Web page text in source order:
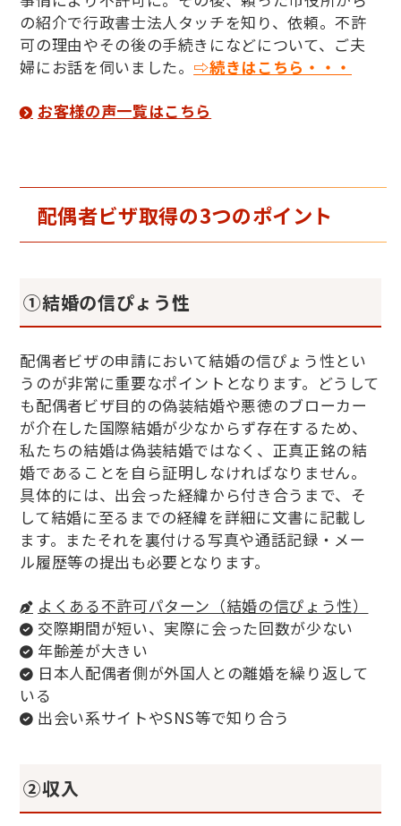
の紹介で行政書士法人タッチを知り、依頼。不許
可の理由やその後の手続きになどについて、ご夫
婦にお話を伺いました。 ⇨続きはこちら・・・
お客様の声一覧はこちら
配偶者ビザ取得の3つのポイント
①結婚の信ぴょう性
配偶者ビザの申請において結婚の信ぴょう性とい
うのが非常に重要なポイントとなります。どうして
も配偶者ビザ目的の偽装結婚や悪徳のブローカー
が介在した国際結婚が少なからず存在するため、
私たちの結婚は偽装結婚ではなく、正真正銘の結
婚であることを自ら証明しなければなりません。
具体的には、出会った経緯から付き合うまで、そ
して結婚に至るまでの経緯を詳細に文書に記載し
ます。またそれを裏付ける写真や通話記録・メー
ル履歴等の提出も必要となります。
よくある不許可パターン（結婚の信ぴょう性）
交際期間が短い、実際に会った回数が少ない
年齢差が大きい
日本人配偶者側が外国人との離婚を繰り返して
いる
出会い系サイトやSNS等で知り合う
②収入